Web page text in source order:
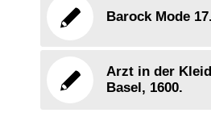
Barock Mode
Arzt in der
Basel, 1600.